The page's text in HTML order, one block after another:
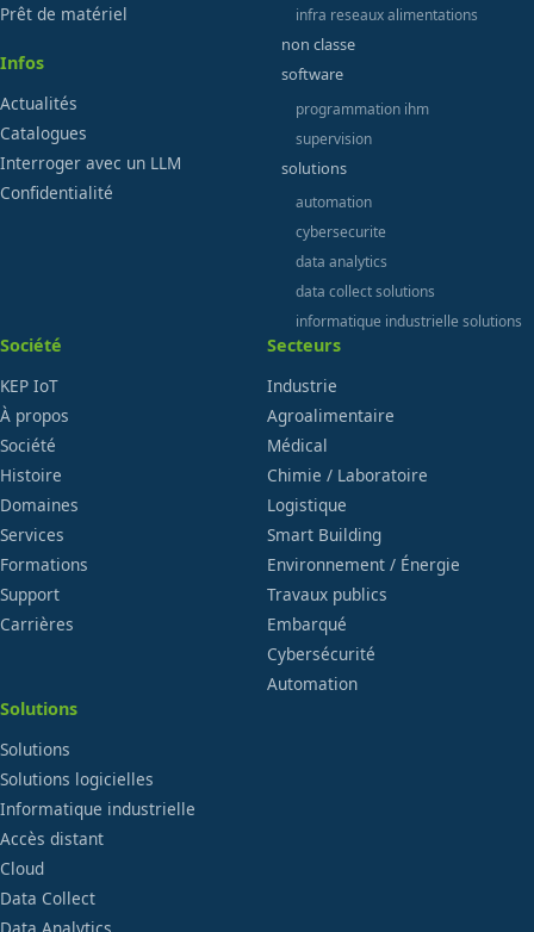
Prêt de matériel
Infos
Actualités
Catalogues
Interroger avec un LLM
Confidentialité
infra reseaux alimentations
non classe
software
programmation ihm
supervision
solutions
automation
cybersecurite
data analytics
data collect solutions
informatique industrielle solutions
Société
KEP IoT
À propos
Société
Histoire
Domaines
Services
Formations
Support
Carrières
Secteurs
Industrie
Agroalimentaire
Médical
Chimie / Laboratoire
Logistique
Smart Building
Environnement / Énergie
Travaux publics
Embarqué
Cybersécurité
Automation
Solutions
Solutions
Solutions logicielles
Informatique industrielle
Accès distant
Cloud
Data Collect